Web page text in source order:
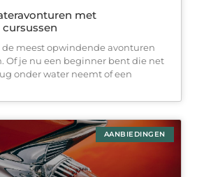
met
de meest opwindende avonturen
Of je nu een beginner bent die net
onder water neemt of een
AANBIEDINGEN